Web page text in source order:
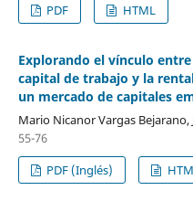
PDF
HTML
Explorando el vínculo
capital de trabajo y la
un mercado de capitales
Mario Nicanor Vargas Bejarano,
55-76
PDF (Inglés)